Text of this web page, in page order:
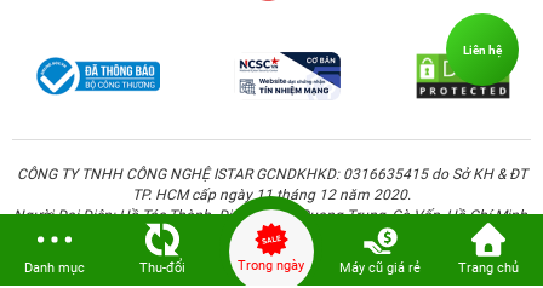
CÔNG TY TNHH CÔNG NGHỆ ISTAR GCNDKHKD: 0316635415 do Sở KH & ĐT
TP. HCM cấp ngày 11 tháng 12 năm 2020.
Người Đại Diện: Hồ Tác Thành. Địa chỉ: 389 Quang Trung, Gò Vấp, Hồ Chí Minh.
Danh mục Thu-đổi Trong ngày Máy cũ giá rẻ Trang chủ
Liên hệ